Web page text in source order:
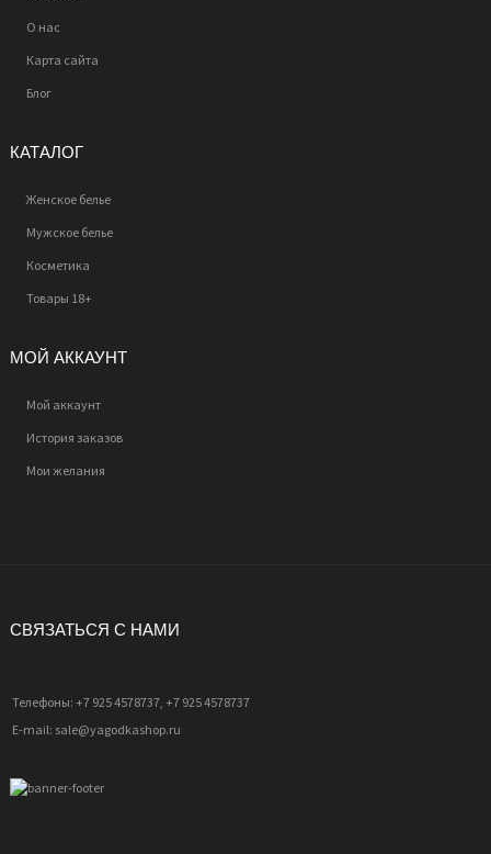
О нас
Карта сайта
Блог
КАТАЛОГ
Женское белье
Мужское белье
Косметика
Товары 18+
МОЙ АККАУНТ
Мой аккаунт
История заказов
Мои желания
СВЯЗАТЬСЯ С НАМИ
Телефоны: +7 925 4578737, +7 925 4578737
E-mail: sale@yagodkashop.ru